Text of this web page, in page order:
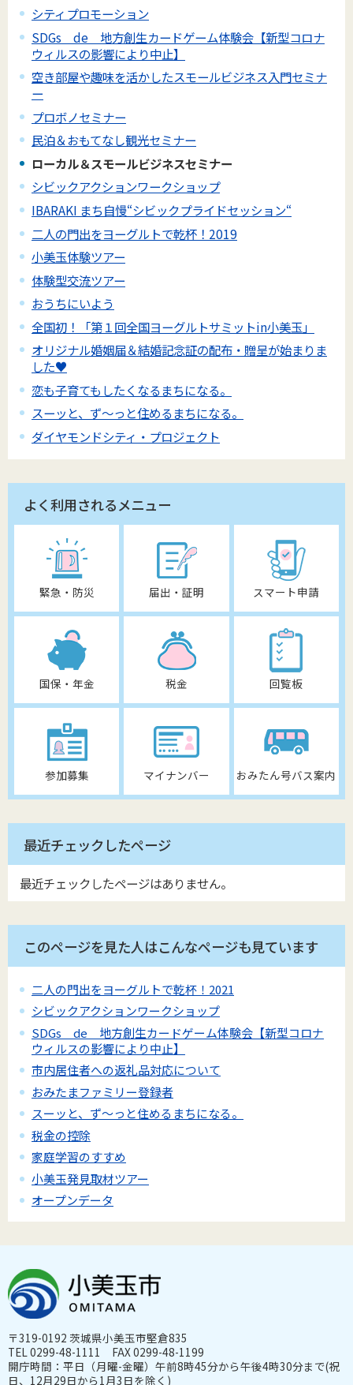
シティプロモーション
SDGs de 地方創生カードゲーム体験会【新型コロナ
ウィルスの影響により中止】
空き部屋や趣味を活かしたスモールビジネス入門セミナ
ー
プロボノセミナー
民泊＆おもてなし観光セミナー
ローカル＆スモールビジネスセミナー
シビックアクションワークショップ
IBARAKI まち自慢“シビックプライドセッション“
二人の門出をヨーグルトで乾杯！2019
小美玉体験ツアー
体験型交流ツアー
おうちにいよう
全国初！「第１回全国ヨーグルトサミットin小美玉」
オリジナル婚姻届＆結婚記念証の配布・贈呈が始まりま
した♥
恋も子育てもしたくなるまちになる。
スーッと、ず～っと住めるまちになる。
ダイヤモンドシティ・プロジェクト
よく利用されるメニュー
緊急・防災 届出・証明 スマート申請
国保・年金 税金 回覧板
参加募集 マイナンバー おみたん号バス案内
最近チェックしたページ
最近チェックしたページはありません。
このページを見た人はこんなページも見ています
二人の門出をヨーグルトで乾杯！2021
シビックアクションワークショップ
SDGs de 地方創生カードゲーム体験会【新型コロナ
ウィルスの影響により中止】
市内居住者への返礼品対応について
おみたまファミリー登録者
スーッと、ず～っと住めるまちになる。
税金の控除
家庭学習のすすめ
小美玉発見取材ツアー
オープンデータ
〒319-0192 茨城県小美玉市堅倉835
TEL 0299-48-1111 FAX 0299-48-1199
開庁時間：平日（月曜-金曜）午前8時45分から午後4時30分まで(祝
日、12月29日から1月3日を除く)